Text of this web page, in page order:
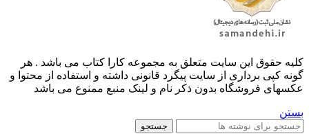
کليه حقوق اين سايت متعلق به مجموعه کارا کتاب می باشد . هر
گونه کپی برداری از سایت پیگرد قانونی داشته و استفاده از محتوا و
عکسهای فروشگاه بدون ذکر نام و لینک منبع ممنوع می باشد
بستن
جستجو